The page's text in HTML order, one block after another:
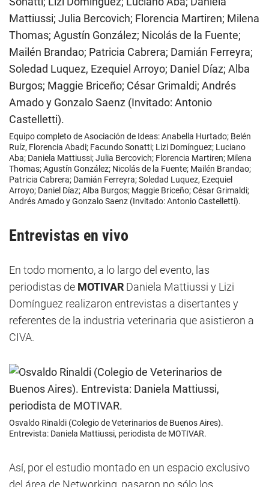
Equipo completo de Asociación de Ideas: Anabella Hurtado; Belén
Ruíz, Florencia Abadi; Facundo Sonatti; Lizi Domínguez; Luciano
Aba; Daniela Mattiussi; Julia Bercovich; Florencia Martiren; Milena
Thomas; Agustín González; Nicolás de la Fuente; Mailén Brandao;
Patricia Cabrera; Damián Ferreyra; Soledad Luquez, Ezequiel
Arroyo; Daniel Díaz; Alba Burgos; Maggie Briceño; César Grimaldi;
Andrés Amado y Gonzalo Saenz (Invitado: Antonio Castelletti).
Entrevistas en vivo
En todo momento, a lo largo del evento, las
periodistas de MOTIVAR Daniela Mattiussi y Lizi
Domínguez realizaron entrevistas a disertantes y
referentes de la industria veterinaria que asistieron a
CIVA.
Osvaldo Rinaldi (Colegio de Veterinarios de Buenos Aires).
Entrevista: Daniela Mattiussi, periodista de MOTIVAR.
Así, por el estudio montado en un espacio exclusivo
del área de Networking, pasaron no sólo los